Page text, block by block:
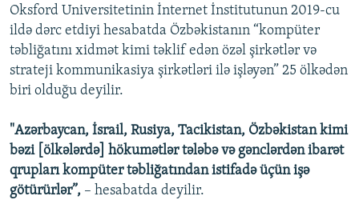
Oksford Universitetinin İnternet İnstitutunun 2019-cu
ildə dərc etdiyi hesabatda Özbəkistanın “kompüter
təbliğatını xidmət kimi təklif edən özəl şirkətlər və
strateji kommunikasiya şirkətləri ilə işləyən” 25 ölkədən
biri olduğu deyilir.
"Azərbaycan, İsrail, Rusiya, Tacikistan, Özbəkistan kimi
bəzi [ölkələrdə] hökumətlər tələbə və gənclərdən ibarət
qrupları kompüter təbliğatından istifadə üçün işə
götürürlər”, – hesabatda deyilir.